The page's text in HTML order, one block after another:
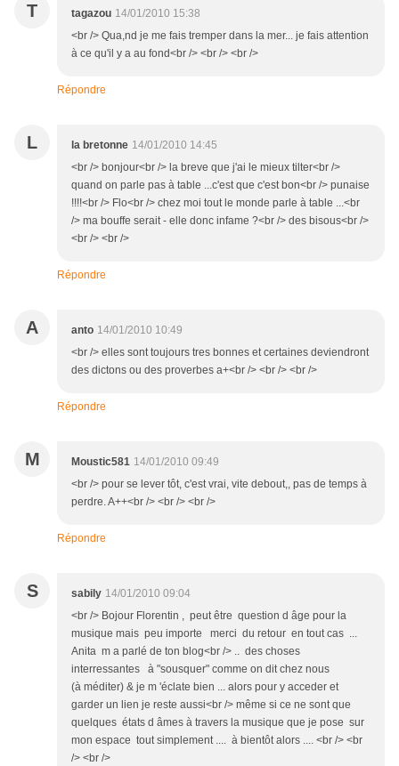
T tagazou 14/01/2010 15:38
<br /> Qua,nd je me fais tremper dans la mer... je fais attention
à ce qu'il y a au fond<br /> <br /> <br />
Répondre
L la bretonne 14/01/2010 14:45
<br /> bonjour<br /> la breve que j'ai le mieux tilter<br />
quand on parle pas à table ...c'est que c'est bon<br /> punaise
!!!!<br /> Flo<br /> chez moi tout le monde parle à table ...<br
/> ma bouffe serait - elle donc infame ?<br /> des bisous<br />
<br /> <br />
Répondre
A anto 14/01/2010 10:49
<br /> elles sont toujours tres bonnes et certaines deviendront
des dictons ou des proverbes a+<br /> <br /> <br />
Répondre
M Moustic581 14/01/2010 09:49
<br /> pour se lever tôt, c'est vrai, vite debout,, pas de temps à
perdre. A++<br /> <br /> <br />
Répondre
S sabily 14/01/2010 09:04
<br /> Bojour Florentin , peut être question d âge pour la
musique mais peu importe merci du retour en tout cas ...
Anita m a parlé de ton blog<br /> .. des choses
interressantes à "sousquer" comme on dit chez nous
(à méditer) & je m 'éclate bien ... alors pour y acceder et
garder un lien je reste aussi<br /> même si ce ne sont que
quelques états d âmes à travers la musique que je pose sur
mon espace tout simplement .... à bientôt alors .... <br /> <br
/> <br />